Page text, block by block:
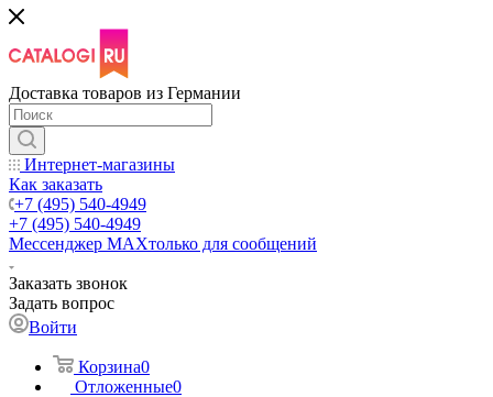
Доставка товаров из Германии
Интернет-магазины
Как заказать
+7 (495) 540-4949
+7 (495) 540-4949
Мессенджер МАХтолько для сообщений
Заказать звонок
Задать вопрос
Войти
Корзина0
Отложенные0